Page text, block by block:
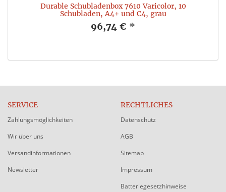
Durable Schubladenbox 7610 Varicolor, 10
Schubladen, A4+ und C4, grau
96,74 € *
SERVICE
Zahlungsmöglichkeiten
Wir über uns
Versandinformationen
Newsletter
RECHTLICHES
Datenschutz
AGB
Sitemap
Impressum
Batteriegesetzhinweise